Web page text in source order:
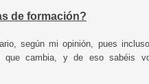
de formación?
según mi opinión, pues
que cambia, y de eso sabéis